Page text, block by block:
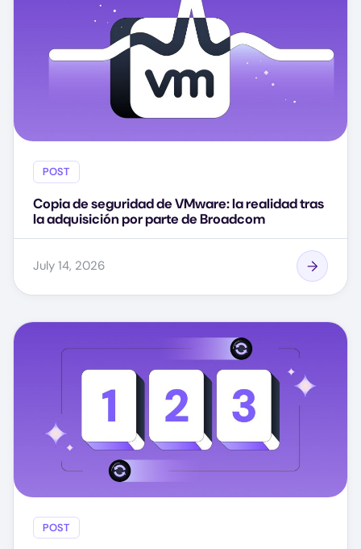
POST
Copia de seguridad de VMware: la realidad tras
la adquisición por parte de Broadcom
July 14, 2026
POST